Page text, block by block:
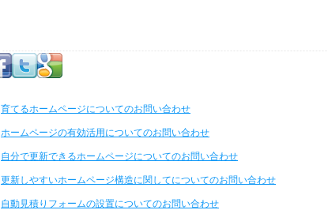
育てるホームページについてのお問い合わせ
ホームページの有効活用についてのお問い合わせ
自分で更新できるホームページについてのお問い合わせ
更新しやすいホームページ構造に関してについてのお問い合わせ
自動見積りフォームの設置についてのお問い合わせ